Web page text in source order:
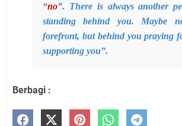
“no”. There is always another
standing behind you. Maybe
forefront, but behind you praying
supporting you”.
Berbagi :